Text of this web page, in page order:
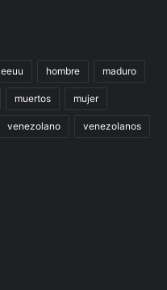
eeuu hombre maduro
muertos mujer
venezolano venezolanos